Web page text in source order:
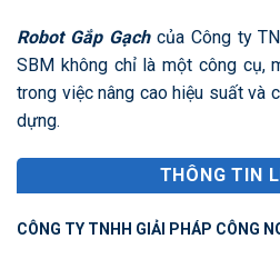
Robot Gắp Gạchcủa Công ty
SBM không chỉ là một công cụ,
trong việc nâng cao hiệu suất và
dựng.
THÔNG TIN
CÔNG TY TNHH GIẢI PHÁP CÔNG